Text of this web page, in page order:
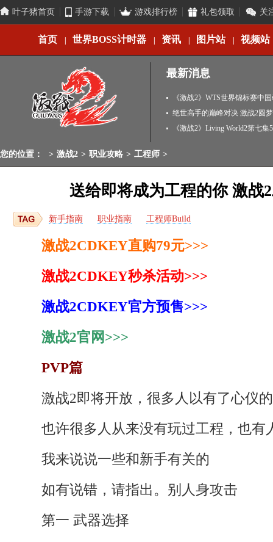
叶子猪首页 手游下载 游戏排行榜 礼包领取 关
首页 世界BOSS计时器 资讯 图片站 视频站
最新消息
《激战2》WTS世界锦标赛中
闻
绝世高手的巅峰对决 激战2圆
《激战2》Living World2第七集
您的位置： > 激战2 > 职业攻略 > 工程师 >
送给即将成为工程的你 激战
新手指南 职业指南 工程师Build
激战2CDKEY直购79元>>>
激战2CDKEY秒杀活动>>>
激战2CDKEY官方预售>>>
激战2官网>>>
PVP篇
激战2即将开放，很多人以有了心仪
也许很多人从来没有玩过工程，也有
我来说说一些和新手有关的
如有说错，请指出。别人身攻击
第一 武器选择